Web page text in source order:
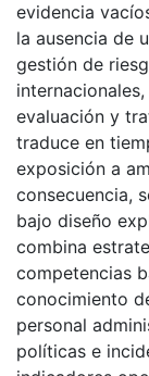
evidencia
la ausencia de
gestión de
evaluación y
traduce en
exposición a
consecuencia,
bajo diseño
combina
competencias
conocimiento
personal
políticas e